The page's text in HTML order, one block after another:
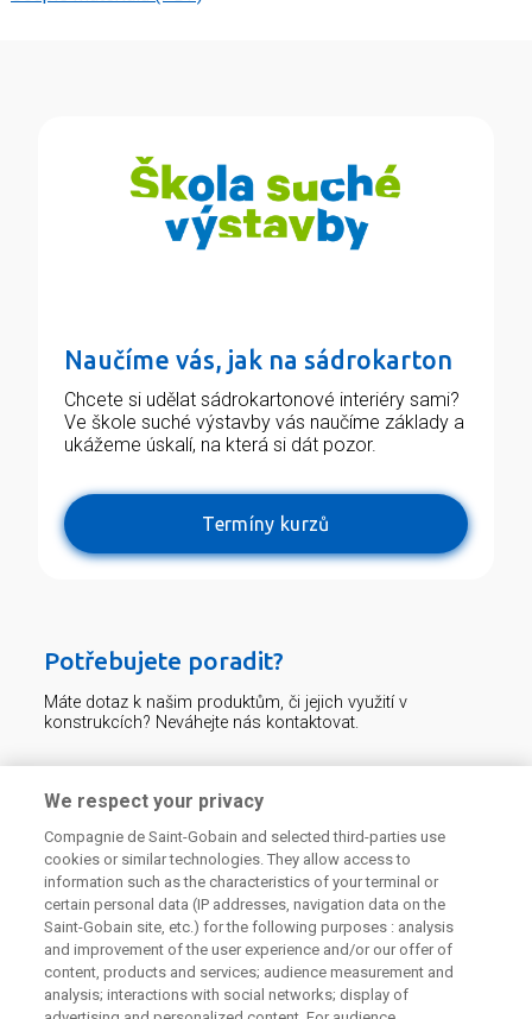
Naučíme vás, jak na sádrokarton
Chcete si udělat sádrokartonové interiéry sami?
Ve škole suché výstavby vás naučíme základy a
ukážeme úskalí, na která si dát pozor.
Termíny kurzů
Potřebujete poradit?
Máte dotaz k našim produktům, či jejich využití v
konstrukcích? Neváhejte nás kontaktovat.
226 292 224 Zaslat dotaz
We respect your privacy
Compagnie de Saint-Gobain and selected third-parties use
cookies or similar technologies. They allow access to
information such as the characteristics of your terminal or
certain personal data (IP addresses, navigation data on the
Saint-Gobain site, etc.) for the following purposes : analysis
and improvement of the user experience and/or our offer of
content, products and services; audience measurement and
analysis; interactions with social networks; display of